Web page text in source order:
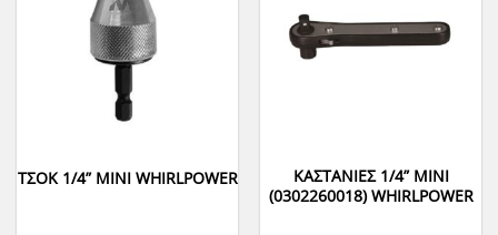
ΤΣΟΚ 1/4” MINI WHIRLPOWER
ΚΑΣΤΑΝΙΕΣ 1/4” ΜΙΝΙ
(0302260018) WHIRLPOWER